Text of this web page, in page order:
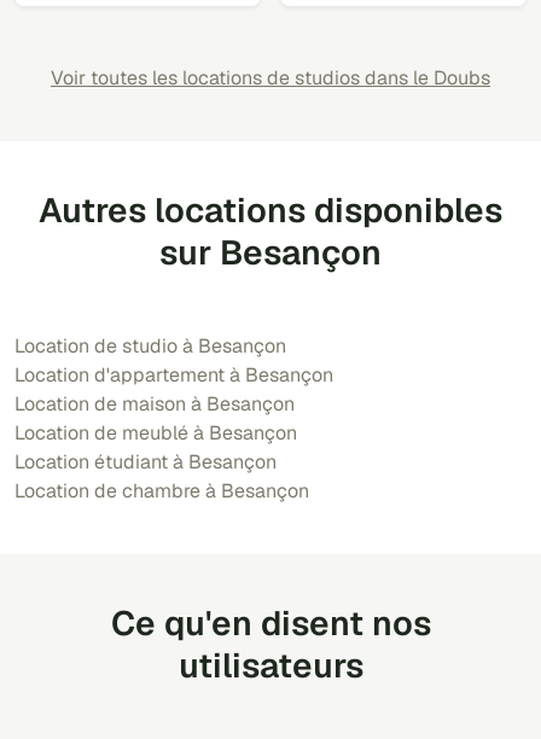
Voir toutes les locations de studios dans le Doubs
Autres locations disponibles
sur Besançon
Location de studio à Besançon
Location d'appartement à Besançon
Location de maison à Besançon
Location de meublé à Besançon
Location étudiant à Besançon
Location de chambre à Besançon
Ce qu'en disent nos
utilisateurs